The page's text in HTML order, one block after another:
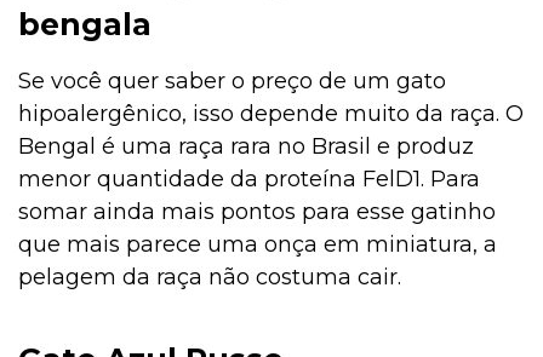
bengala
Se você quer saber o preço de um gato
hipoalergênico, isso depende muito da raça. O
Bengal é uma raça rara no Brasil e produz
menor quantidade da proteína FelD1. Para
somar ainda mais pontos para esse gatinho
que mais parece uma onça em miniatura, a
pelagem da raça não costuma cair.